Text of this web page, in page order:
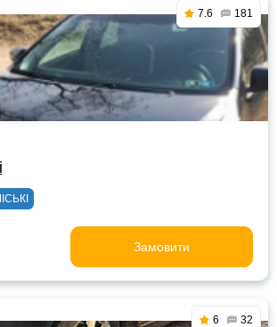
7.6 181
Замовити
6 32